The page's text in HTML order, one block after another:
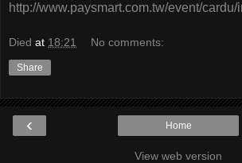
http://www.paysmart.com.tw/event/cardu/
Died at 18:21 No comments:
Share
‹ Home
View web version